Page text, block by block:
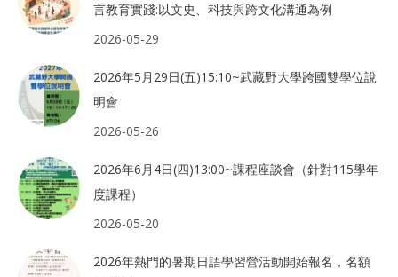
言教育實踐:以文史、科技與跨文化溝通為例
2026-05-29
2026年5月29日(五)15:10~武藏野大學跨國雙學位說
明會
2026-05-26
2026年6月4日(四)13:00~課程座談會（針對115學年
度課程）
2026-05-20
2026年熱門的暑期日語學習營活動開始報名，名額